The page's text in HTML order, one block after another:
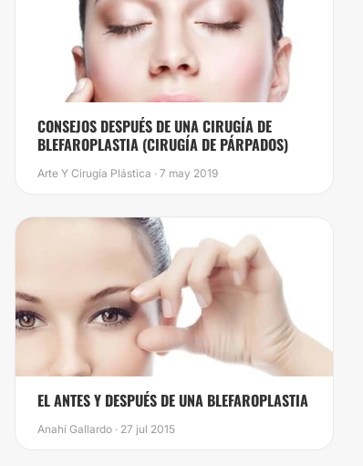
CONSEJOS DESPUÉS DE UNA CIRUGÍA DE
BLEFAROPLASTIA (CIRUGÍA DE PÁRPADOS)
Arte Y Cirugía Plástica · 7 may 2019
​EL ANTES Y DESPUÉS DE UNA BLEFAROPLASTIA
Anahí Gallardo · 27 jul 2015